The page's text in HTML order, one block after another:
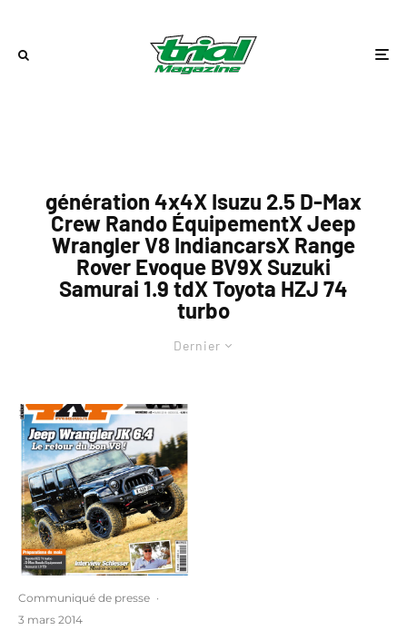
génération 4x4X Isuzu 2.5 D-Max
Crew Rando ÉquipementX Jeep
Wrangler V8 IndiancarsX Range
Rover Evoque BV9X Suzuki
Samurai 1.9 tdX Toyota HZJ 74
turbo
Dernier
Communiqué de presse ·
3 mars 2014